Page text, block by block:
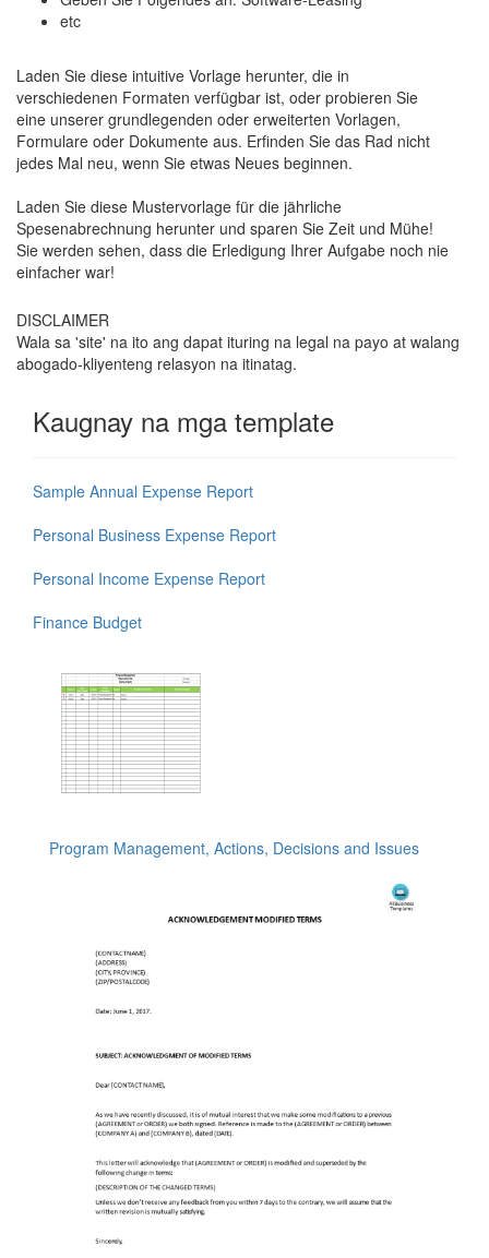
etc
Laden Sie diese intuitive Vorlage herunter, die in
verschiedenen Formaten verfügbar ist, oder probieren Sie
eine unserer grundlegenden oder erweiterten Vorlagen,
Formulare oder Dokumente aus. Erfinden Sie das Rad nicht
jedes Mal neu, wenn Sie etwas Neues beginnen.
Laden Sie diese Mustervorlage für die jährliche
Spesenabrechnung herunter und sparen Sie Zeit und Mühe!
Sie werden sehen, dass die Erledigung Ihrer Aufgabe noch nie
einfacher war!
DISCLAIMER
Wala sa 'site' na ito ang dapat ituring na legal na payo at walang
abogado-kliyenteng relasyon na itinatag.
Kaugnay na mga template
Sample Annual Expense Report
Personal Business Expense Report
Personal Income Expense Report
Finance Budget
Program Management, Actions, Decisions and Issues